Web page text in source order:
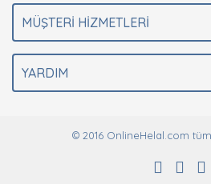
MÜŞTERİ HİZMETLERİ
YARDIM
© 2016 OnlineHelal.com tüm